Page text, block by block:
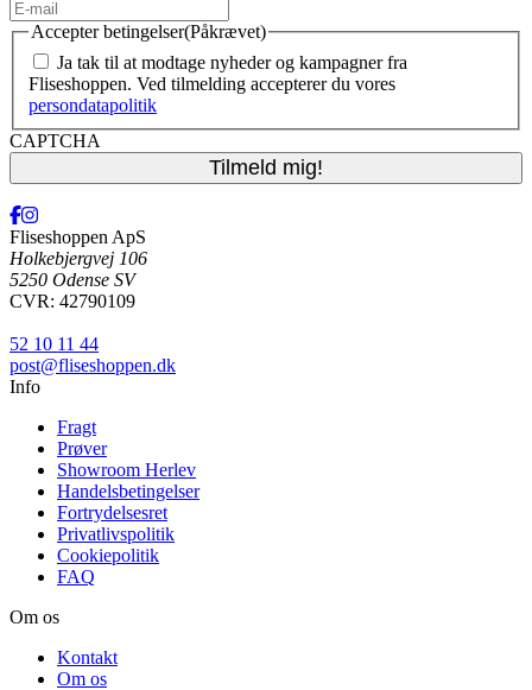
Accepter betingelser(Påkrævet)
Ja tak til at modtage nyheder og kampagner fra
Fliseshoppen. Ved tilmelding accepterer du vores
persondatapolitik
CAPTCHA
Fliseshoppen ApS
Holkebjergvej 106
5250 Odense SV
CVR: 42790109
52 10 11 44
post@fliseshoppen.dk
Info
Fragt
Prøver
Showroom Herlev
Handelsbetingelser
Fortrydelsesret
Privatlivspolitik
Cookiepolitik
FAQ
Om os
Kontakt
Om os